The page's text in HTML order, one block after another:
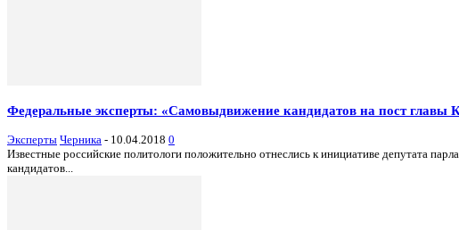
Федеральные эксперты: «Самовыдвижение кандидатов на пост главы
Эксперты Черника - 10.04.2018 0
Известные российские политологи положительно отнеслись к инициативе депутата
кандидатов...